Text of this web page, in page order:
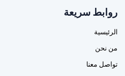
روابط سريعة
الرئيسية
من نحن
تواصل معنا